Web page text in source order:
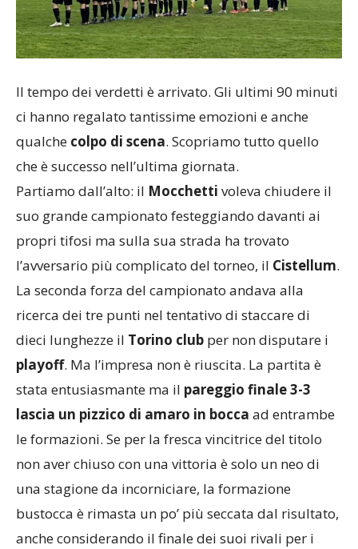
Il tempo dei verdetti è arrivato. Gli ultimi 90 minuti
ci hanno regalato tantissime emozioni e anche
qualche colpo di scena. Scopriamo tutto quello
che è successo nell’ultima giornata.
Partiamo dall’alto: il Mocchetti voleva chiudere il
suo grande campionato festeggiando davanti ai
propri tifosi ma sulla sua strada ha trovato
l’avversario più complicato del torneo, il Cistellum.
La seconda forza del campionato andava alla
ricerca dei tre punti nel tentativo di staccare di
dieci lunghezze il Torino club per non disputare i
playoff. Ma l’impresa non è riuscita. La partita è
stata entusiasmante ma il pareggio finale 3-3
lascia un pizzico di amaro in bocca ad entrambe
le formazioni. Se per la fresca vincitrice del titolo
non aver chiuso con una vittoria è solo un neo di
una stagione da incorniciare, la formazione
bustocca è rimasta un po’ più seccata dal risultato,
anche considerando il finale dei suoi rivali per i